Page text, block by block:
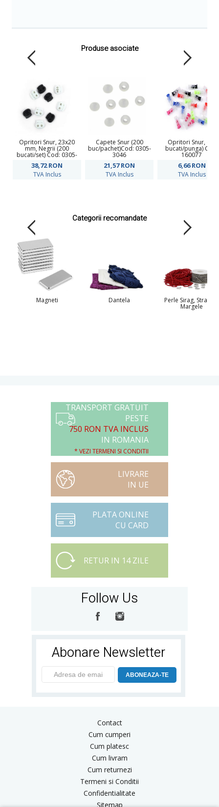
Produse asociate
Opritori Snur, 23x20
mm, Negrii (200
bucati/set) Cod: 0305-
38,72RON
TVA Inclus
Capete Snur (200
buc/pachet)Cod: 0305-
3046
21,57RON
TVA Inclus
Opritori Snur, (50
bucati/punga) Cod:
160077
6,66RON
TVA Inclus
Categorii recomandate
Magneti Dantela Perle Sirag, Strasuri,
Margele
TRANSPORT GRATUIT
PESTE
750 RON TVA INCLUS
IN ROMANIA
* VEZI TERMENI SI CONDITII
LIVRARE
IN UE
PLATA ONLINE
CU CARD
RETUR IN 14 ZILE
Follow Us
Abonare Newsletter
ABONEAZA-TE
Contact
Cum cumperi
Cum platesc
Cum livram
Cum returnezi
Termeni si Conditii
Confidentialitate
Sitemap